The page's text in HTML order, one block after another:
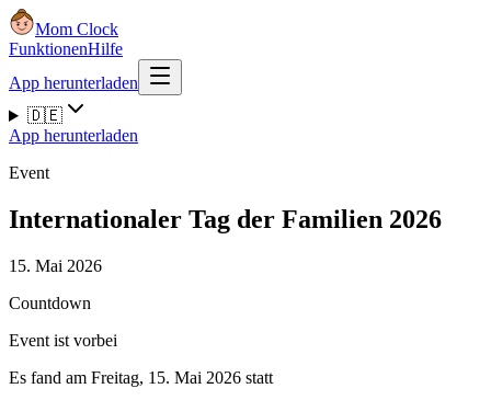
Mom Clock
FunktionenHilfe
App herunterladen
🇩🇪
App herunterladen
Event
Internationaler Tag der Familien 2026
15. Mai 2026
Countdown
Event ist vorbei
Es fand am Freitag, 15. Mai 2026 statt